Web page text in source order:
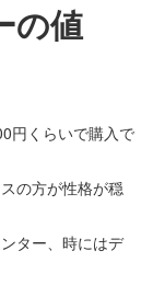
の値
円くらいで購入で
の方が性格が穏
ター、時にはデ